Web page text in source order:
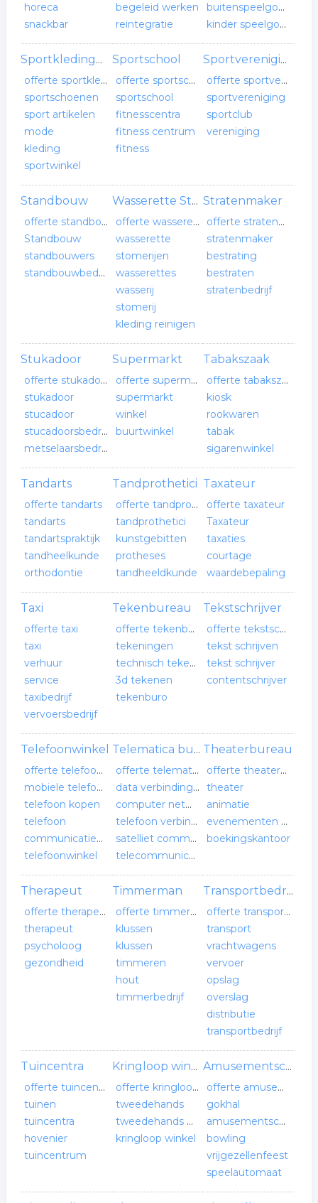
horeca
snackbar
begeleid werken
reintegratie
buitenspeelgoed
kinder speelgoed
Sportkledingwinkel
offerte sportkledingwinkel
sportschoenen
sport artikelen
mode
kleding
sportwinkel
Sportschool
offerte sportschool
sportschool
fitnesscentra
fitness centrum
fitness
Sportvereniging
offerte sportvereniging
sportvereniging
sportclub
vereniging
Standbouw
offerte standbouw
Standbouw
standbouwers
standbouwbedrijf
Wasserette Stomerij
offerte wasserette stomerij
wasserette
stomerijen
wasserettes
wasserij
stomerij
kleding reinigen
Stratenmaker
offerte stratenmaker
stratenmaker
bestrating
bestraten
stratenbedrijf
Stukadoor
offerte stukadoor
stukadoor
stucadoor
stucadoorsbedrijf
metselaarsbedrijf
Supermarkt
offerte supermarkt
supermarkt
winkel
buurtwinkel
Tabakszaak
offerte tabakszaak
kiosk
rookwaren
tabak
sigarenwinkel
Tandarts
offerte tandarts
tandarts
tandartspraktijk
tandheelkunde
orthodontie
Tandprothetici
offerte tandprothetici
tandprothetici
kunstgebitten
protheses
tandheeldkunde
Taxateur
offerte taxateur
Taxateur
taxaties
courtage
waardebepaling
Taxi
offerte taxi
taxi
verhuur
service
taxibedrijf
vervoersbedrijf
Tekenbureau
offerte tekenbureau
tekeningen
technisch tekenen
3d tekenen
tekenburo
Tekstschrijver
offerte tekstschrijver
tekst schrijven
tekst schrijver
contentschrijver
Telefoonwinkel
offerte telefoonwinkel
mobiele telefoons
telefoon kopen
telefoon
communicatiewinkel
telefoonwinkel
Telematica bureau
offerte telematica bureau
data verbindingen
computer netwerken
telefoon verbindingen
satelliet communicatie
telecommunicatie
Theaterbureau
offerte theaterbureau
theater
animatie
evenementen organisatie
boekingskantoor
Therapeut
offerte therapeut
therapeut
psycholoog
gezondheid
Timmerman
offerte timmerman
klussen
klussen
timmeren
hout
timmerbedrijf
Transportbedrijf
offerte transportbedrijf
transport
vrachtwagens
vervoer
opslag
overslag
distributie
transportbedrijf
Tuincentra
offerte tuincentra
tuinen
tuincentra
hovenier
tuincentrum
Kringloop winkel
offerte kringloop winkel
tweedehands
tweedehands winkel
kringloop winkel
Amusementscentrum
offerte amusementscentrum
gokhal
amusementscentrum
bowling
vrijgezellenfeest
speelautomaat